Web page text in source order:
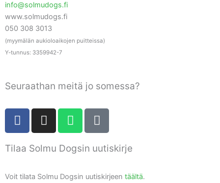
info@solmudogs.fi
www.solmudogs.fi
050 308 3013
(myymälän aukioloaikojen puitteissa)
Y-tunnus: 3359942-7
Seuraathan meitä jo somessa?
F
a
e
o
I
n
t
g
W
h
t
a
T
i
t
k
Tilaa Solmu Dogsin uutiskirje
Voit tilata Solmu Dogsin uutiskirjeen täältä.